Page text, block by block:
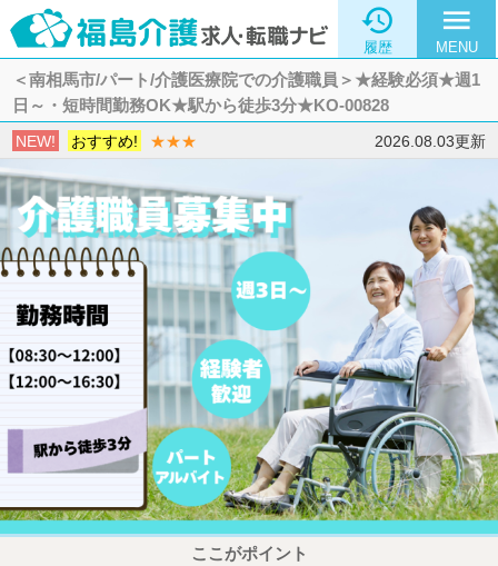

履歴
menu
MENU
＜南相馬市/パート/介護医療院での介護職員＞★経験必須★週1
日～・短時間勤務OK★駅から徒歩3分★KO-00828
NEW! おすすめ! ★★★ 2026.08.03更新
ここがポイント